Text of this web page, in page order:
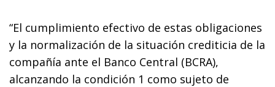
“El cumplimiento efectivo de estas obligaciones
y la normalización de la situación crediticia de la
compañía ante el Banco Central (BCRA),
alcanzando la condición 1 como sujeto de